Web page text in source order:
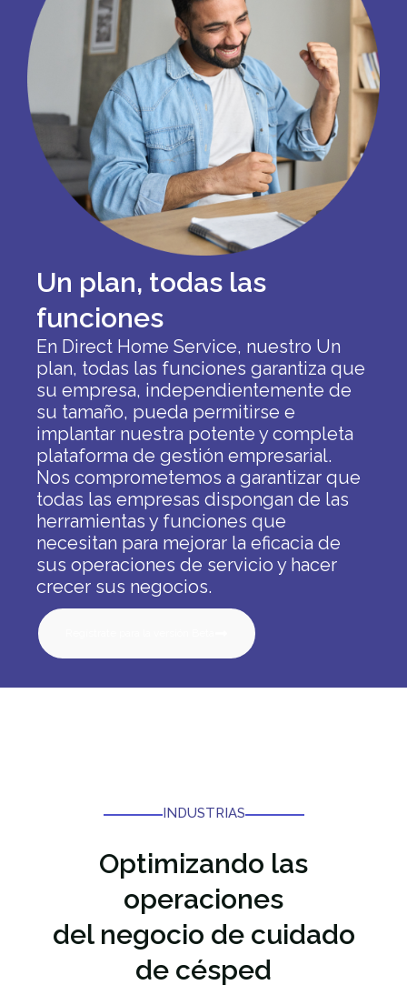
Un plan, todas las
funciones
En Direct Home Service, nuestro Un
plan, todas las funciones garantiza que
su empresa, independientemente de
su tamaño, pueda permitirse e
implantar nuestra potente y completa
plataforma de gestión empresarial.
Nos comprometemos a garantizar que
todas las empresas dispongan de las
herramientas y funciones que
necesitan para mejorar la eficacia de
sus operaciones de servicio y hacer
crecer sus negocios.
INDUSTRIAS
Optimizando las
operaciones
del negocio de cuidado
de césped